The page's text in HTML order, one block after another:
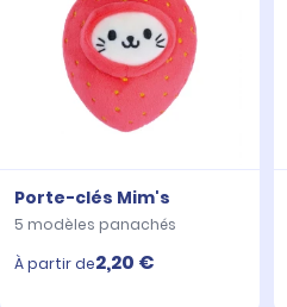
Porte-clés Mim's
5 modèles panachés
À partir de2,20 €